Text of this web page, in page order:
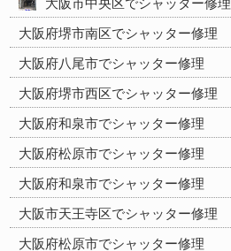
大阪市中央区でシャッター修理
大阪府堺市南区でシャッター修理
大阪府八尾市でシャッター修理
大阪府堺市西区でシャッター修理
大阪府和泉市でシャッター修理
大阪府松原市でシャッター修理
大阪府和泉市でシャッター修理
大阪市天王寺区でシャッター修理
大阪府松原市でシャッター修理